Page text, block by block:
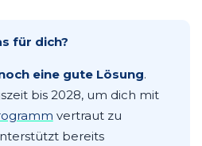
für dich?
eine gute Lösung.
bis 2028, um dich mit
vertraut zu
bereits